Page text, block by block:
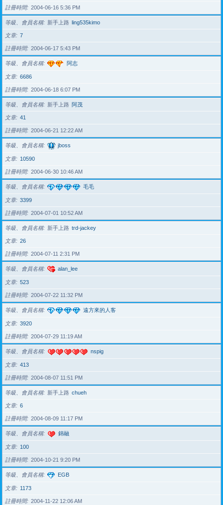
註冊時間 2004-06-16 5:36 PM
等級、會員名稱 新手上路 ling535kimo
文章 7
註冊時間 2004-06-17 5:43 PM
等級、會員名稱 阿志
文章 6686
註冊時間 2004-06-18 6:07 PM
等級、會員名稱 新手上路 阿茂
文章 41
註冊時間 2004-06-21 12:22 AM
等級、會員名稱 jboss
文章 10590
註冊時間 2004-06-30 10:46 AM
等級、會員名稱 毛毛
文章 3399
註冊時間 2004-07-01 10:52 AM
等級、會員名稱 新手上路 trd-jackey
文章 26
註冊時間 2004-07-11 2:31 PM
等級、會員名稱 alan_lee
文章 523
註冊時間 2004-07-22 11:32 PM
等級、會員名稱 遠方來的人客
文章 3920
註冊時間 2004-07-29 11:19 AM
等級、會員名稱 nspig
文章 413
註冊時間 2004-08-07 11:51 PM
等級、會員名稱 新手上路 chueh
文章 6
註冊時間 2004-08-09 11:17 PM
等級、會員名稱 錦融
文章 100
註冊時間 2004-10-21 9:20 PM
等級、會員名稱 EGB
文章 1173
註冊時間 2004-11-22 12:06 AM